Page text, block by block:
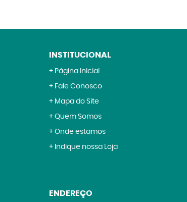
INSTITUCIONAL
Página Inicial
Fale Conosco
Mapa do Site
Quem Somos
Onde estamos
Indique nossa Loja
ENDEREÇO